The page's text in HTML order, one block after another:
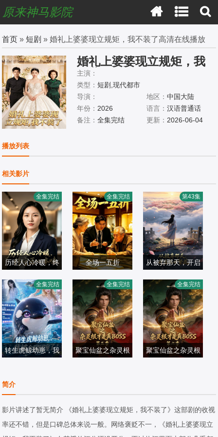
原来神马影院
首页 »短剧 » 婚礼上婆婆现立规矩，我不装了高清在线播放
婚礼上婆婆现立规矩，我
不装了
主演：
类型：短剧,现代都市
导演：
地区： 中国大陆
年份： 2026 语言： 汉语普通话
备注：全集完结 更新： 2026-06-04
播放列表
相关影片
历经人心冷暖，终
短剧
2026/中国大陆
全集完结
全场一五折
短剧
2026/中国大陆
全集完结
从被弃那天，开启
短剧
2026/中国大陆
第43集
转生虎鲸幼崽，我
短剧
2026/中国大陆
全集完结
聚宝仙盆之杂灵根
2026/中国大陆
全集完结
聚宝仙盆之杂灵根
2026/中国大陆
全集完结
简介
影片讲述了暂无简介 《婚礼上婆婆现立规矩，我不装了》这部剧的收视
率还不错，但是口碑总体来说一般。网络褒贬不一，《婚礼上婆婆现立